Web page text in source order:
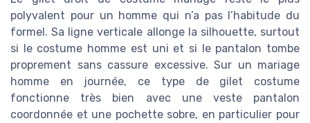
polyvalent pour un homme qui n’a pas l’habitude du
formel. Sa ligne verticale allonge la silhouette, surtout
si le costume homme est uni et si le pantalon tombe
proprement sans cassure excessive. Sur un mariage
homme en journée, ce type de gilet costume
fonctionne très bien avec une veste pantalon
coordonnée et une pochette sobre, en particulier pour